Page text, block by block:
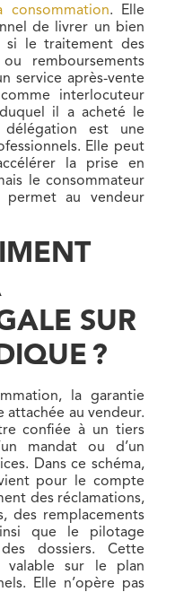
consommation. Elle
de livrer un bien
si le traitement des
remboursements
service après-vente
interlocuteur
il a acheté le
est une
Elle peut
la prise en
le consommateur
au vendeur
SUR
?
la garantie
attachée au vendeur.
confiée à un tiers
mandat ou d’un
Dans ce schéma,
pour le compte
des réclamations,
des remplacements
que le pilotage
dossiers. Cette
valable sur le plan
Elle n’opère pas